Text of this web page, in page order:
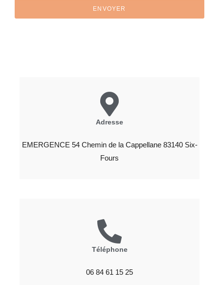
ENVOYER
Adresse
EMERGENCE 54 Chemin de la Cappellane 83140 Six-
Fours
Téléphone
06 84 61 15 25